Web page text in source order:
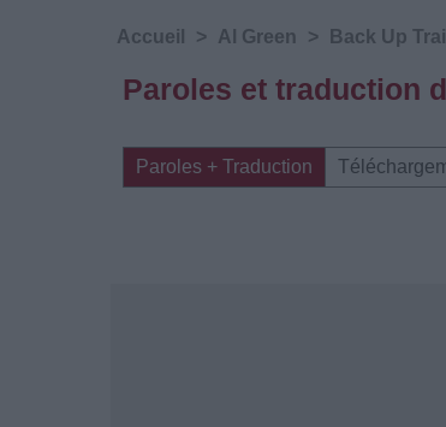
Accueil > Al Green > Back Up
Paroles et traduction
Paroles + Traduction